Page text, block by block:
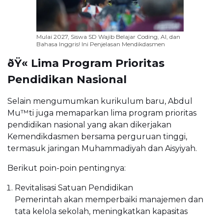
Mulai 2027, Siswa SD Wajib Belajar Coding, AI, dan
Bahasa Inggris! Ini Penjelasan Mendikdasmen
ðŸ« Lima Program Prioritas
Pendidikan Nasional
Selain mengumumkan kurikulum baru, Abdul
Mu™ti juga memaparkan lima program prioritas
pendidikan nasional yang akan dikerjakan
Kemendikdasmen bersama perguruan tinggi,
termasuk jaringan Muhammadiyah dan Aisyiyah.
Berikut poin-poin pentingnya:
Revitalisasi Satuan Pendidikan
Pemerintah akan memperbaiki manajemen dan
tata kelola sekolah, meningkatkan kapasitas